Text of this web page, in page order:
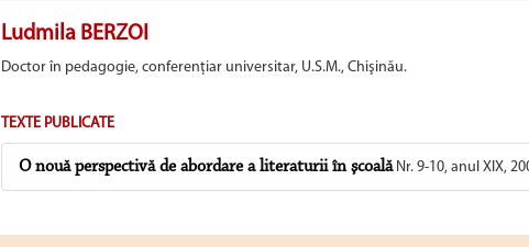
Ludmila BERZOI
Doctor în pedagogie, conferenţiar universitar, U.S.M., Chişinău.
TEXTE PUBLICATE
O nouă perspectivă de abordare a literaturii în şcoalăNr. 9-10, anul XIX,